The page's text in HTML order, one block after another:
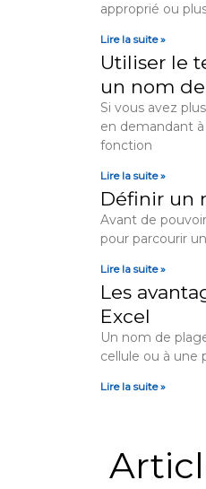
approprié ou
Lire la suite »
Utiliser le
un nom
Si vous avez
en demandant
fonction
Lire la suite »
Définir un
Avant de
pour parcourir
Lire la suite »
Les
Excel
Un nom de
cellule ou à une
Lire la suite »